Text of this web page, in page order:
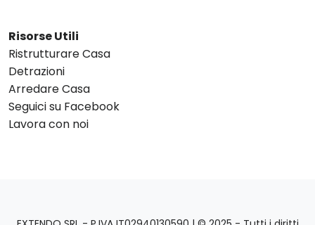
Risorse Utili
Ristrutturare Casa
Detrazioni
Arredare Casa
Seguici su Facebook
Lavora con noi